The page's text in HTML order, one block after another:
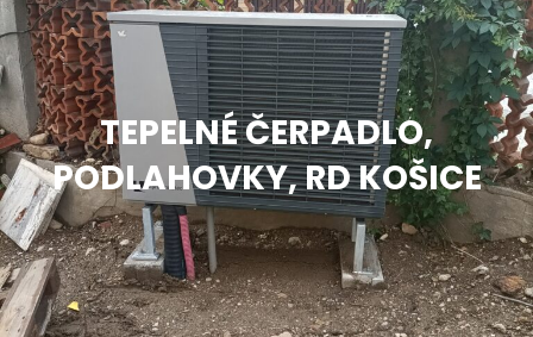
TEPELNÉ ČERPADLO,
PODLAHOVKY, RD KOŠICE